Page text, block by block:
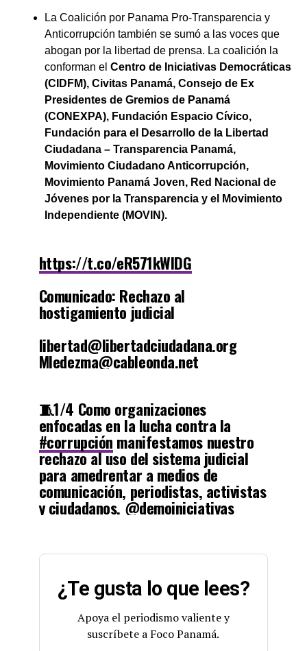
Humanos.
pic.twitter.com/SFcc6SZuG9
— Fórumdeperiodistas (@fperiodistaspma)February 9,
La Coalición por Panama Pro-Transparencia y
Anticorrupción también se sumó a las voces que
abogan por la libertad de prensa. La coalición la
conforman el Centro de Iniciativas Democráticas
(CIDFM), Civitas Panamá, Consejo de Ex
Presidentes de Gremios de Panamá
(CONEXPA), Fundación Espacio Cívico,
Fundación para el Desarrollo de la Libertad
Ciudadana – Transparencia Panamá,
Movimiento Ciudadano Anticorrupción,
Movimiento Panamá Joven, Red Nacional de
Jóvenes por la Transparencia y el Movimiento
Independiente (MOVIN).
https://t.co/eR571kWIDG
Comunicado: Rechazo al
hostigamiento judicial
libertad@libertadciudadana.org
Mledezma@cableonda.net
pic.twitter.com/rgavvHSrH5
— Espacio Cívico (@espaciocivico) February 10, 2023
🧵1/4 Como organizaciones
enfocadas en la lucha contra la
#corrupción manifestamos nuestro
rechazo al uso del sistema judicial
para amedrentar a medios de
comunicación, periodistas, activistas
y ciudadanos.@demoiniciativas
pic.twitter.com/cQFNA6RYeu
— Libertad Ciudadana (@LibertCiudadana)February 9,
¿Te gusta lo que lees?
Apoya el periodismo valiente y
suscríbete a Foco Panamá.